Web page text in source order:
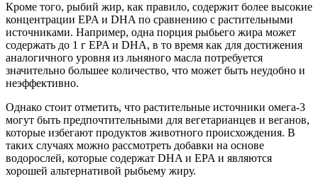
Кроме того, рыбий жир, как правило, содержит более высокие
концентрации EPA и DHA по сравнению с растительными
источниками. Например, одна порция рыбьего жира может
содержать до 1 г EPA и DHA, в то время как для достижения
аналогичного уровня из льняного масла потребуется
значительно большее количество, что может быть неудобно и
неэффективно.
Однако стоит отметить, что растительные источники омега-3
могут быть предпочтительными для вегетарианцев и веганов,
которые избегают продуктов животного происхождения. В
таких случаях можно рассмотреть добавки на основе
водорослей, которые содержат DHA и EPA и являются
хорошей альтернативой рыбьему жиру.